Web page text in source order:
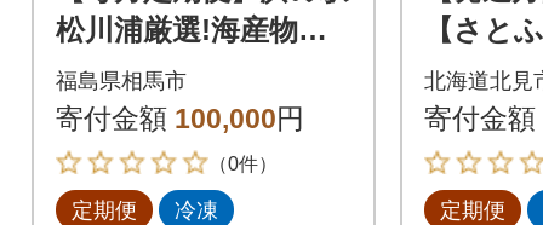
松川浦厳選!海産物お
まかせ詰合せ全4回
福島県相馬市
寄付金額 100,000円
（0件）
定期便 冷凍
【さと
の味覚(
一夜干
ズワイ
回
北海道北見
寄付金額
定期便